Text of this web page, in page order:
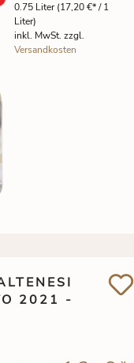
0.75 Liter(17,20 €* / 1
Liter)
inkl. MwSt. zzgl.
Versandkosten
2021 -